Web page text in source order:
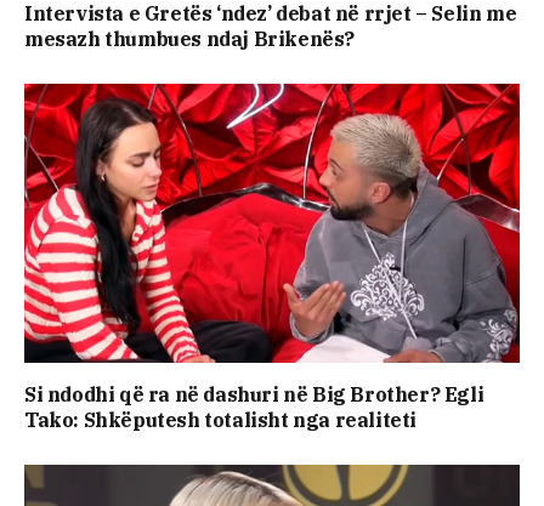
Intervista e Gretës ‘ndez’ debat në rrjet – Selin me
mesazh thumbues ndaj Brikenës?
Si ndodhi që ra në dashuri në Big Brother? Egli
Tako: Shkëputesh totalisht nga realiteti